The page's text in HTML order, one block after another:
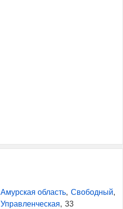
Амурская область, Свободный,
Управленческая, 33